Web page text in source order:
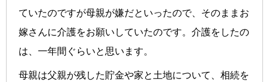
ていたのですが母親が嫌だといったので、そのままお
嫁さんに介護をお願いしていたのです。介護をしたの
は、一年間ぐらいと思います。
母親は父親が残した貯金や家と土地について、相続を